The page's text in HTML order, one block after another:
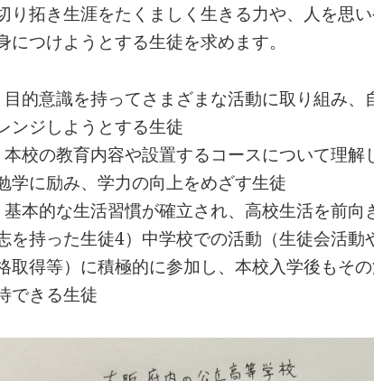
り拓き生涯をたくましく生きる力や、人を思
につけようとする生徒を求めます。
目的意識を持ってさまざまな活動に取り組み、
ンジしようとする生徒
本校の教育内容や設置するコースについて理解
学に励み、学力の向上をめざす生徒
基本的な生活習慣が確立され、高校生活を前向
を持った生徒4）中学校での活動（生徒会活動
取得等）に積極的に参加し、本校入学後もそ
できる生徒